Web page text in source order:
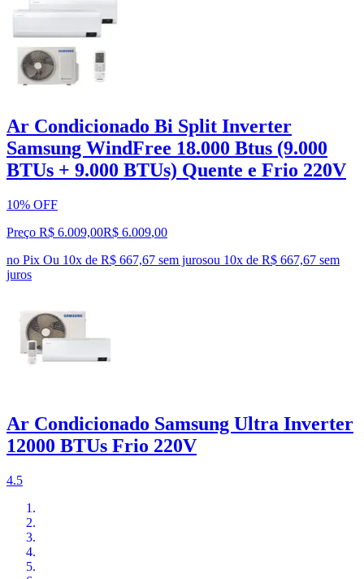
Ar Condicionado Bi Split Inverter
Samsung WindFree 18.000 Btus (9.000
BTUs + 9.000 BTUs) Quente e Frio 220V
10% OFF
Preço R$ 6.009,00R$ 6.009,00
no Pix Ou 10x de R$ 667,67 sem jurosou 10x de R$ 667,67 sem
juros
Ar Condicionado Samsung Ultra Inverter
12000 BTUs Frio 220V
4.5